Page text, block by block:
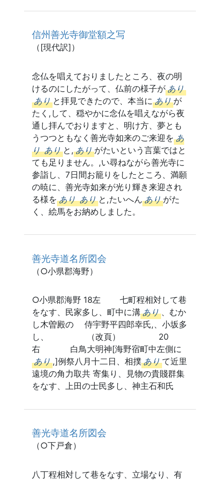
信州善光寺御堂額之写
（[現代訳]）
念仏を唱えておりましたところ、夜の明
けるのにしたがって、仏前の様子が あり
あり と拝見できたので、本当に あり が
たく,して、穏やかに念仏を唱えながら夜
通し拝んでおりますと、明け方、夢とも
うつつともなく善光寺如来のご来迎を あ
り あり と, あり がたいという言葉ではと
ても足りません。,い尋ねながら善光寺に
参詣し、7日間お籠りをしたところ、満願
の暁に、善光寺如来が光り輝き来迎され
る様を あり あり と,たいへん あり がた
く、絵馬をお納めしました。
善光寺道名所図会
（○小県郡海野）
○小県郡海野 18左 七町程相対して巷
をなす、民家多し、町中に溝 あり 、むか
し木曽殿の 侍宇野平四郎幸氏,、小坂多
し、 （改頁） 20
右 白鳥大明神[海野宿町中左側に
あり ,]例祭八月十二日、相撲 あり て近里
遠境の角力取共 寄集り、見物の貴賤群集
をなす、上田の士民多し、神主石和氏
善光寺道名所図会
（○下戸倉）
八丁程相対して巷をなす、立場なり、有